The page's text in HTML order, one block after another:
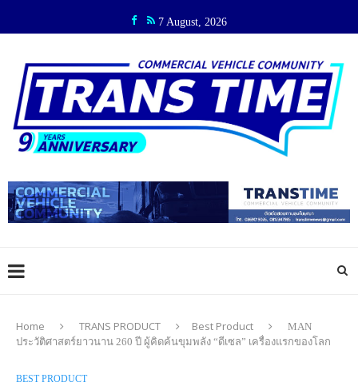
7 August, 2026
Home TRANS PRODUCT Best Product
MAN
ประวัติศาสตร์ยาวนาน 260 ปี ผู้คิดค้นขุมพลัง “ดีเซล” เครื่องแรกของโลก
BEST PRODUCT